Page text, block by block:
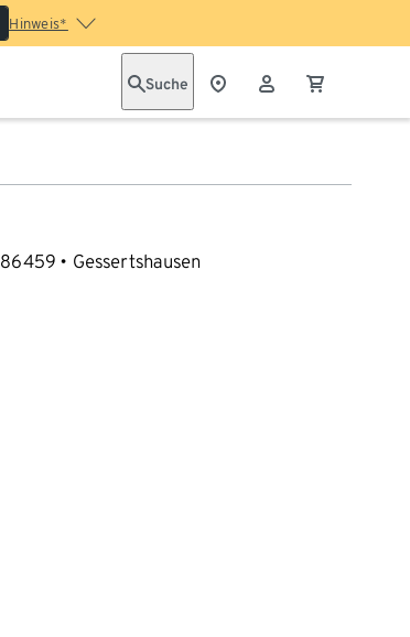
Hinweis*
Suche
86459 Gessertshausen